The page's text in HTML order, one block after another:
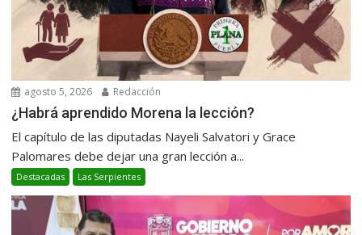
agosto 5, 2026 Redacción
¿Habrá aprendido Morena la lección?
El capítulo de las diputadas Nayeli Salvatori y Grace
Palomares debe dejar una gran lección a...
Destacadas Las Serpientes